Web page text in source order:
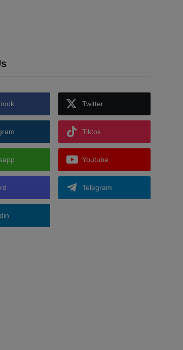
Twitter
Tiktok
Youtube
Telegram